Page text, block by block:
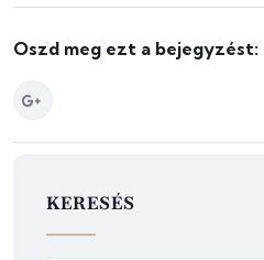
Oszd meg ezt a bejegyzést:
KERESÉS